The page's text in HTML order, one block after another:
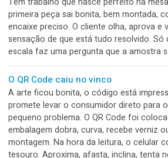
Mas o arquivo ainda chega
pelo WhatsApp. O PCP está em
entende. O material não foi
o pedido quando ele já está
A semana começa antes da
Toda segunda-feira, a produção
clientes cobram, materiais chegam,
aprovação e máquinas precisam ser
que muita correria de sexta nasce
adiadas na segunda.